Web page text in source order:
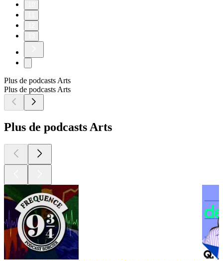
Plus de podcasts Arts
Plus de podcasts Arts
Plus de podcasts Arts